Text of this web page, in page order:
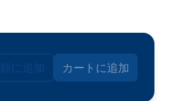
に追加 カートに追加